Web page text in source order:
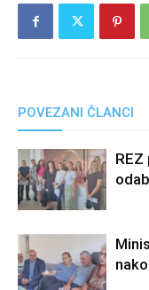
POVEZANI ČLANCI